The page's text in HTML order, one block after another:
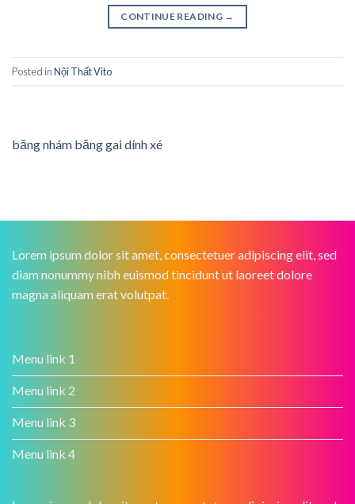
CONTINUE READING →
Posted inNội Thất Vito
băng nhám băng gai dính xé
Lorem ipsum dolor sit amet, consectetuer adipiscing elit, sed
diam nonummy nibh euismod tincidunt ut laoreet dolore
magna aliquam erat volutpat.
Menu link 1
Menu link 2
Menu link 3
Menu link 4